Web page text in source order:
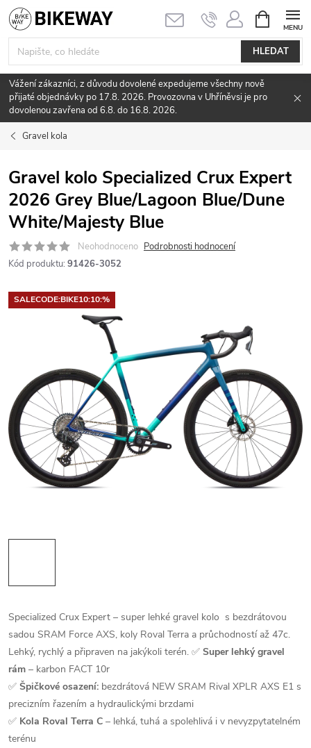
Přejít
na
obsah
HLEDAT
NÁKUPNÍ
KOŠÍK
Vážení zákazníci, z důvodu dovolené expedujeme všechny nově
přijaté objednávky po 17.8. 2026. Provozovna v Uhříněvsi je pro
dovolenou zavřena od 6.8. do 16.8. 2026.
Gravel kola
Gravel kolo Specialized Crux Expert
2026 Grey Blue/Lagoon Blue/Dune
White/Majesty Blue
Neohodnoceno Podrobnosti hodnocení
Kód produktu: 91426-3052
SALECODE:BIKE10:10:%
Specialized Crux Expert – super lehké gravel kolo s bezdrátovou
sadou SRAM Force AXS, koly Roval Terra a průchodností až 47c.
Lehký, rychlý a připraven na jakýkoli terén. ✅ Super lehký gravel
rám – karbon FACT 10r
✅ Špičkové osazení: bezdrátová NEW SRAM Rival XPLR AXS E1 s
precizním řazením a hydraulickými brzdami
✅ Kola Roval Terra C – lehká, tuhá a spolehlivá i v nevyzpytatelném
terénu